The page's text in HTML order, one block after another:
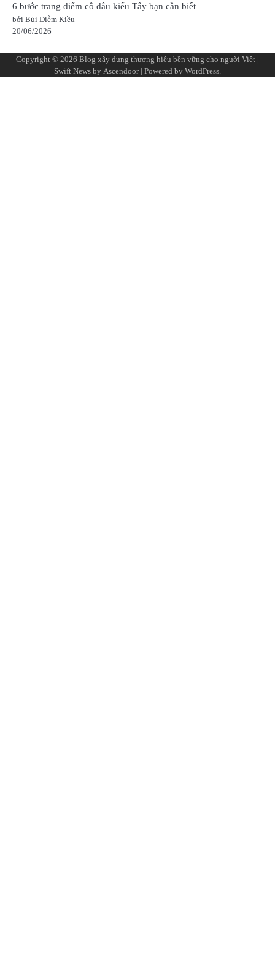
6 bước trang điểm cô dâu kiểu Tây bạn cần biết
bởi Bùi Diễm Kiều
20/06/2026
Copyright © 2026 Blog xây dựng thương hiệu bền vững cho người Việt |
Swift News by Ascendoor| Powered by WordPress.